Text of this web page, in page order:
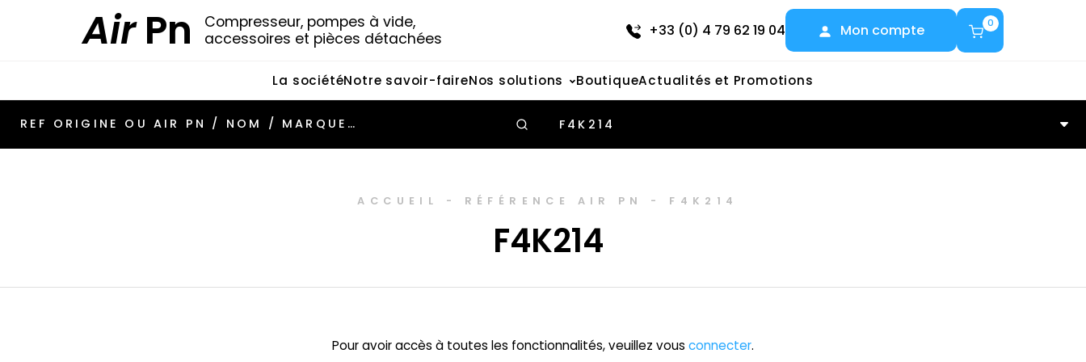
AirPn
Compresseur, pompes à vide,
accessoires et pièces détachées
+33 (0) 4 79 62 19 04 Mon compte 0
La sociétéNotre savoir-faireNos solutions BoutiqueActualités et Promotions
F4K214
ACCUEIL - RÉFÉRENCE AIR PN - F4K214
F4K214
Pour avoir accès à toutes les fonctionnalités, veuillez vous connecter.